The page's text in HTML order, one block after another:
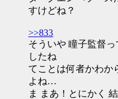
すけどね？
>>833
そういや 瞳子監督
したね
てことは何者かわか
よね…
ま まあ！とにかく